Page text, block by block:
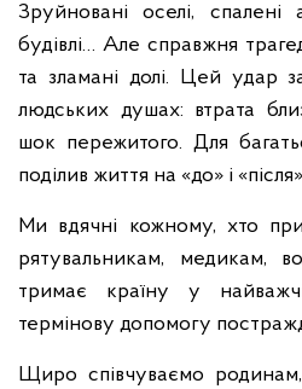
Зруйновані оселі, спалені
будівлі… Але справжня
та зламані долі. Цей удар
людських душах: втрата
шок пережитого. Для
поділив життя на «до» і
Ми вдячні кожному, хто
рятувальникам, медикам,
тримає країну у
термінову допомогу
Щиро співчуваємо родинам,